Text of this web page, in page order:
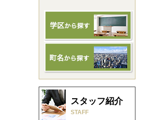
スタッフ紹介
STAFF